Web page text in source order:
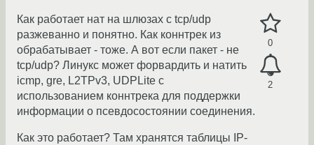
0
2
Как работает нат на шлюзах с tcp/udp
разжеванно и понятно. Как коннтрек из
обрабатывает - тоже. А вот если пакет - не
tcp/udp? Линукс может форвардить и натить
icmp, gre, L2TPv3, UDPLite с
использованием коннтрека для поддержки
информации о псевдосостоянии соединения.
Как это работает? Там хранятся таблицы IP-